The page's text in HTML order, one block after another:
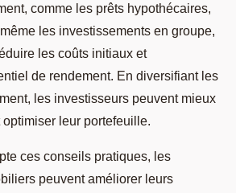
comme les prêts hypothécaires,
les investissements en groupe,
les coûts initiaux et
de rendement. En diversifiant les
les investisseurs peuvent mieux
leur portefeuille.
ces conseils pratiques, les
peuvent améliorer leurs